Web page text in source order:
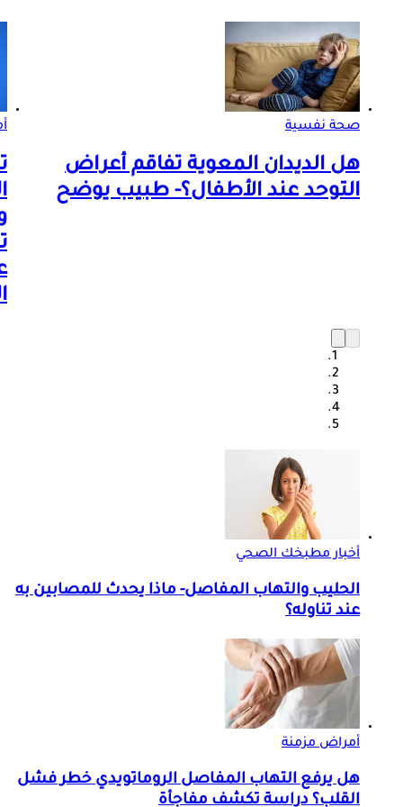
صحة نفسية
هل الديدان المعوية تفاقم أعراض
التوحد عند الأطفال؟- طبيب يوضح
أخبار مطبخك الصحي
الحليب والتهاب المفاصل- ماذا يحدث للمصابين به
عند تناوله؟
أمراض مزمنة
هل يرفع التهاب المفاصل الروماتويدي خطر فشل
القلب؟ دراسة تكشف مفاجأة